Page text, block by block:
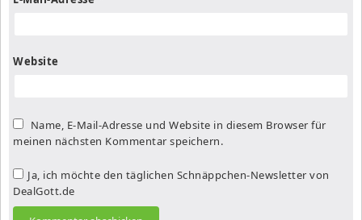
Website
Name, E-Mail-Adresse und Website in diesem Browser für
meinen nächsten Kommentar speichern.
Ja, ich möchte den täglichen Schnäppchen-Newsletter von
DealGott.de